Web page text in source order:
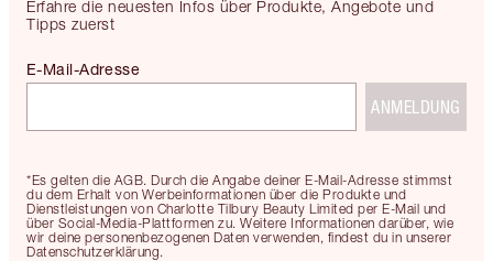
Erfahre die neuesten Infos über Produkte, Angebote und
Tipps zuerst
*Es gelten die AGB. Durch die Angabe deiner E-Mail-Adresse stimmst
du dem Erhalt von Werbeinformationen über die Produkte und
Dienstleistungen von Charlotte Tilbury Beauty Limited per E-Mail und
über Social-Media-Plattformen zu. Weitere Informationen darüber, wie
wir deine personenbezogenen Daten verwenden, findest du in unserer
Datenschutzerklärung.
E-Mail-Adresse
ANMELDUNG